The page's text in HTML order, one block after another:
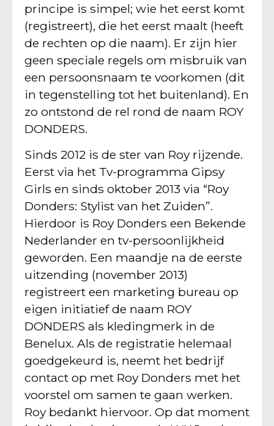
principe is simpel; wie het eerst komt
(registreert), die het eerst maalt (heeft
de rechten op die naam). Er zijn hier
geen speciale regels om misbruik van
een persoonsnaam te voorkomen (dit
in tegenstelling tot het buitenland). En
zo ontstond de rel rond de naam ROY
DONDERS.
Sinds 2012 is de ster van Roy rijzende.
Eerst via het Tv-programma Gipsy
Girls en sinds oktober 2013 via “Roy
Donders: Stylist van het Zuiden”.
Hierdoor is Roy Donders een Bekende
Nederlander en tv-persoonlijkheid
geworden. Een maandje na de eerste
uitzending (november 2013)
registreert een marketing bureau op
eigen initiatief de naam ROY
DONDERS als kledingmerk in de
Benelux. Als de registratie helemaal
goedgekeurd is, neemt het bedrijf
contact op met Roy Donders met het
voorstel om samen te gaan werken.
Roy bedankt hiervoor. Op dat moment